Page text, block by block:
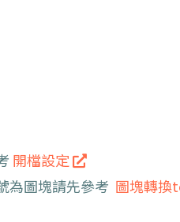
開檔設定
為圖塊請先參考 圖塊轉